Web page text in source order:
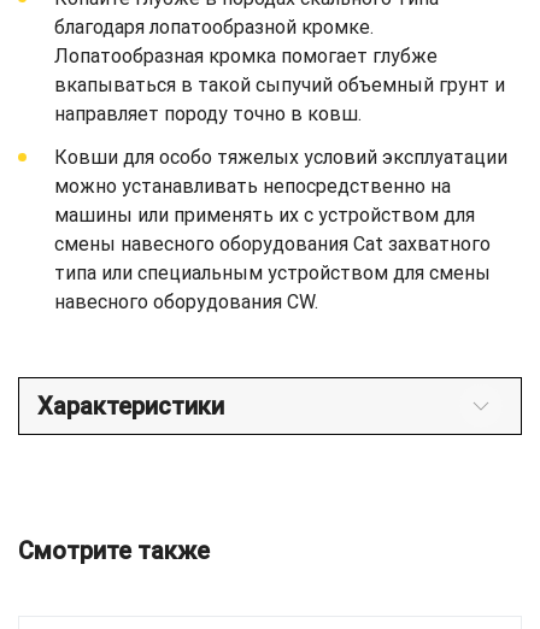
благодаря лопатообразной кромке.
Лопатообразная кромка помогает глубже
вкапываться в такой сыпучий объемный грунт и
направляет породу точно в ковш.
Ковши для особо тяжелых условий эксплуатации
можно устанавливать непосредственно на
машины или применять их с устройством для
смены навесного оборудования Cat захватного
типа или специальным устройством для смены
навесного оборудования CW.
Характеристики
Смотрите также